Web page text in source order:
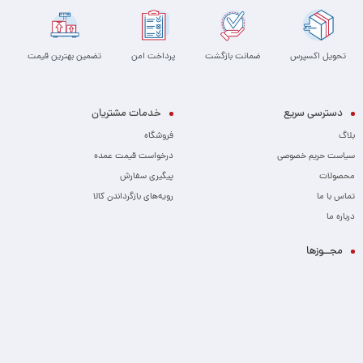
تحویل اکسپرس ضمانت بازگشت پرداخت امن تضمین بهترین قیمت
دسترسی سریع
بلاگ
سیاست حریم خصوصی
محصولات
تماس با ما
درباره ما
خدمات مشتریان
فروشگاه
درخواست قیمت عمده
پیگیری سفارش
رویه‌های بازگرداندن کالا
مجــوزها